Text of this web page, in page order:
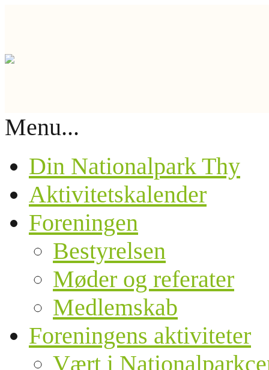
Menu...
Din Nationalpark Thy
Aktivitetskalender
Foreningen
Bestyrelsen
Møder og referater
Medlemskab
Foreningens aktiviteter
Vært i